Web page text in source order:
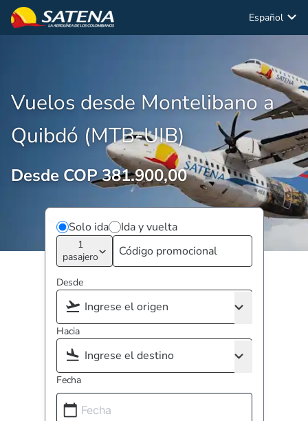
Español
Vuelos desde Montelibano a
Quibdó (MTB-UIB)
Desde COP 381.900,00
Solo ida Ida y vuelta
1
pasajero
Desde
Hacia
Fecha